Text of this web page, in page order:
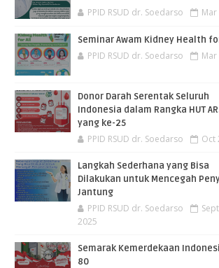
PPID RSUD dr. Soedarso Mar
Seminar Awam Kidney Health for
PPID RSUD dr. Soedarso Mar
Donor Darah Serentak Seluruh
Indonesia dalam Rangka HUT
yang ke-25
PPID RSUD dr. Soedarso Oct
Langkah Sederhana yang Bisa
Dilakukan untuk Mencegah
Jantung
PPID RSUD dr. Soedarso
2025
Semarak Kemerdekaan
80